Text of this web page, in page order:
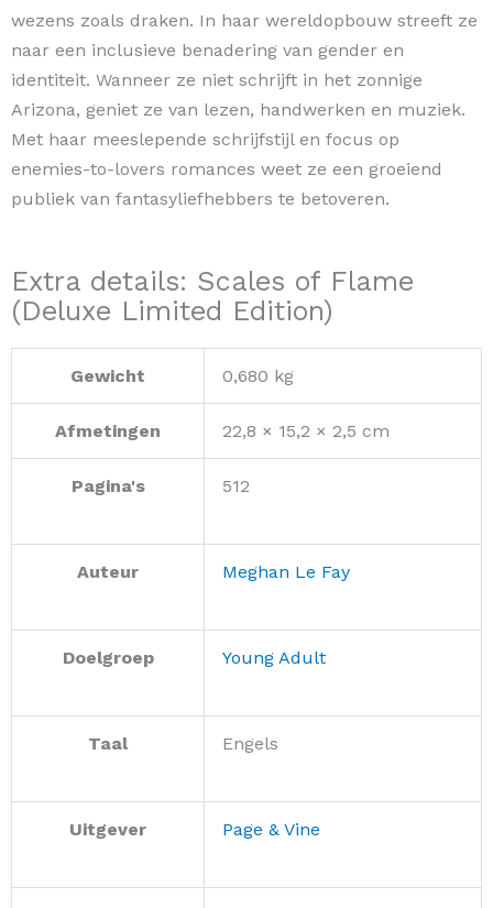
wezens zoals draken. In haar wereldopbouw streeft ze
naar een inclusieve benadering van gender en
identiteit. Wanneer ze niet schrijft in het zonnige
Arizona, geniet ze van lezen, handwerken en muziek.
Met haar meeslepende schrijfstijl en focus op
enemies-to-lovers romances weet ze een groeiend
publiek van fantasyliefhebbers te betoveren.
Extra details: Scales of Flame
(Deluxe Limited Edition)
Gewicht 0,680 kg
Afmetingen 22,8 × 15,2 × 2,5 cm
Pagina's 512
Auteur Meghan Le Fay
Doelgroep Young Adult
Taal Engels
Uitgever Page & Vine